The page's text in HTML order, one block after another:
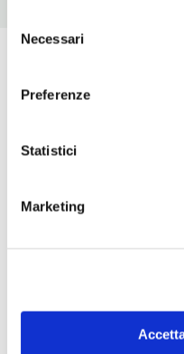
delNecessari
Preferenze
Statistici
Marketing